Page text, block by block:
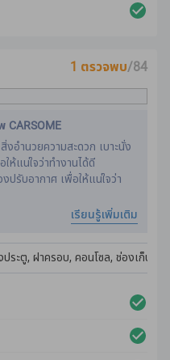
1 ตรวจพบ/84
อำนวยความสะดวก เบาะนั่ง
ห้แน่ใจว่าทำงานได้ดี
ปรับอากาศ เพื่อให้แน่ใจว่า
วมถึงรายละเอียดขั้นสูงและ
บสภาพทั้งหมดดำเนินการตาม
ก CARSOME
เรียนรู้เพิ่มเติม
ประตู, ฝาครอบ, คอนโซล, ช่องเก็บข